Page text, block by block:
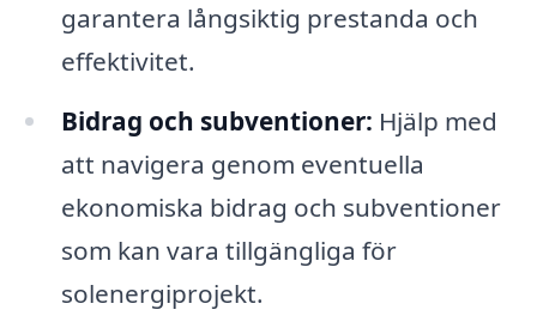
garantera långsiktig prestanda och
effektivitet.
Bidrag och subventioner: Hjälp med
att navigera genom eventuella
ekonomiska bidrag och subventioner
som kan vara tillgängliga för
solenergiprojekt.